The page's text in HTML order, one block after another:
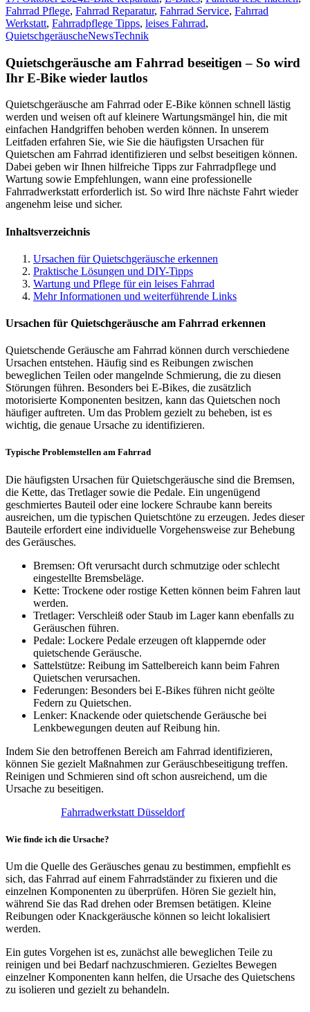
Fahrrad Pflege, Fahrrad Reparatur, Fahrrad Service, Fahrrad
Werkstatt, Fahrradpflege Tipps, leises Fahrrad,
QuietschgeräuscheNewsTechnik
Quietschgeräusche am Fahrrad beseitigen – So wird
Ihr E-Bike wieder lautlos
Quietschgeräusche am Fahrrad oder E-Bike können schnell lästig
werden und weisen oft auf kleinere Wartungsmängel hin, die mit
einfachen Handgriffen behoben werden können. In unserem
Leitfaden erfahren Sie, wie Sie die häufigsten Ursachen für
Quietschen am Fahrrad identifizieren und selbst beseitigen können.
Dabei geben wir Ihnen hilfreiche Tipps zur Fahrradpflege und
Wartung sowie Empfehlungen, wann eine professionelle
Fahrradwerkstatt erforderlich ist. So wird Ihre nächste Fahrt wieder
angenehm leise und sicher.
Inhaltsverzeichnis
Ursachen für Quietschgeräusche erkennen
Praktische Lösungen und DIY-Tipps
Wartung und Pflege für ein leises Fahrrad
Mehr Informationen und weiterführende Links
Ursachen für Quietschgeräusche am Fahrrad erkennen
Quietschende Geräusche am Fahrrad können durch verschiedene
Ursachen entstehen. Häufig sind es Reibungen zwischen
beweglichen Teilen oder mangelnde Schmierung, die zu diesen
Störungen führen. Besonders bei E-Bikes, die zusätzlich
motorisierte Komponenten besitzen, kann das Quietschen noch
häufiger auftreten. Um das Problem gezielt zu beheben, ist es
wichtig, die genaue Ursache zu identifizieren.
Typische Problemstellen am Fahrrad
Die häufigsten Ursachen für Quietschgeräusche sind die Bremsen,
die Kette, das Tretlager sowie die Pedale. Ein ungenügend
geschmiertes Bauteil oder eine lockere Schraube kann bereits
ausreichen, um die typischen Quietschtöne zu erzeugen. Jedes dieser
Bauteile erfordert eine individuelle Vorgehensweise zur Behebung
des Geräusches.
Bremsen: Oft verursacht durch schmutzige oder schlecht
eingestellte Bremsbeläge.
Kette: Trockene oder rostige Ketten können beim Fahren laut
werden.
Tretlager: Verschleiß oder Staub im Lager kann ebenfalls zu
Geräuschen führen.
Pedale: Lockere Pedale erzeugen oft klappernde oder
quietschende Geräusche.
Sattelstütze: Reibung im Sattelbereich kann beim Fahren
Quietschen verursachen.
Federungen: Besonders bei E-Bikes führen nicht geölte
Federn zu Quietschen.
Lenker: Knackende oder quietschende Geräusche bei
Lenkbewegungen deuten auf Reibung hin.
Indem Sie den betroffenen Bereich am Fahrrad identifizieren,
können Sie gezielt Maßnahmen zur Geräuschbeseitigung treffen.
Reinigen und Schmieren sind oft schon ausreichend, um die
Ursache zu beseitigen.
Fahrradwerkstatt Düsseldorf
Wie finde ich die Ursache?
Um die Quelle des Geräusches genau zu bestimmen, empfiehlt es
sich, das Fahrrad auf einem Fahrradständer zu fixieren und die
einzelnen Komponenten zu überprüfen. Hören Sie gezielt hin,
während Sie das Rad drehen oder Bremsen betätigen. Kleine
Reibungen oder Knackgeräusche können so leicht lokalisiert
werden.
Ein gutes Vorgehen ist es, zunächst alle beweglichen Teile zu
reinigen und bei Bedarf nachzuschmieren. Gezieltes Bewegen
einzelner Komponenten kann helfen, die Ursache des Quietschens
zu isolieren und gezielt zu behandeln.